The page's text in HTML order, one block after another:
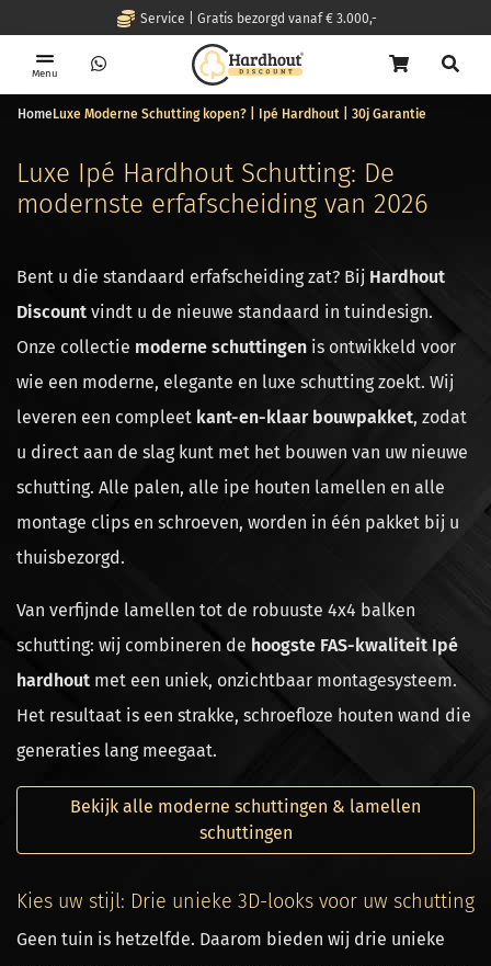
Service | Gratis bezorgd vanaf € 3.000,-
Menu
Home Luxe Moderne Schutting kopen? | Ipé Hardhout | 30j Garantie
Luxe Ipé Hardhout Schutting: De
modernste erfafscheiding van 2026
Bent u die standaard erfafscheiding zat? Bij Hardhout
Discount vindt u de nieuwe standaard in tuindesign.
Onze collectie moderne schuttingen is ontwikkeld voor
wie een moderne, elegante en luxe schutting zoekt. Wij
leveren een compleet kant-en-klaar bouwpakket, zodat
u direct aan de slag kunt met het bouwen van uw nieuwe
schutting. Alle palen, alle ipe houten lamellen en alle
montage clips en schroeven, worden in één pakket bij u
thuisbezorgd.
Van verfijnde lamellen tot de robuuste 4x4 balken
schutting: wij combineren de hoogste FAS-kwaliteit Ipé
hardhout met een uniek, onzichtbaar montagesysteem.
Het resultaat is een strakke, schroefloze houten wand die
generaties lang meegaat.
Bekijk alle moderne schuttingen & lamellen
schuttingen
Kies uw stijl: Drie unieke 3D-looks voor uw schutting
Geen tuin is hetzelfde. Daarom bieden wij drie unieke